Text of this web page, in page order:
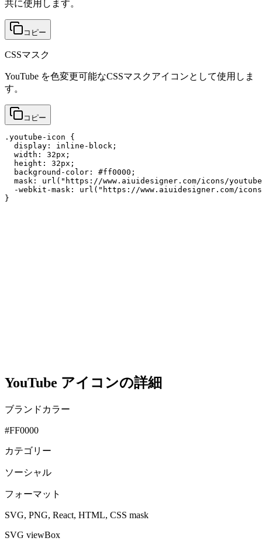
共に使用します。
コピー
CSSマスク
YouTube を色変更可能なCSSマスクアイコンとして使用しま
す。
コピー
.youtube-icon {
  display: inline-block;
  width: 32px;
  height: 32px;
  background-color: #ff0000;
mask: url("https://www.aiuidesigner.com/icons/
-webkit-mask: url("https://www.aiuidesigner.com/
}
YouTube アイコンの詳細
ブランドカラー
#FF0000
カテゴリー
ソーシャル
フォーマット
SVG, PNG, React, HTML, CSS mask
SVG viewBox